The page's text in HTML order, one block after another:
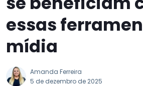
essas
mídia
Amanda Ferreira
5 de dezembro de 2025